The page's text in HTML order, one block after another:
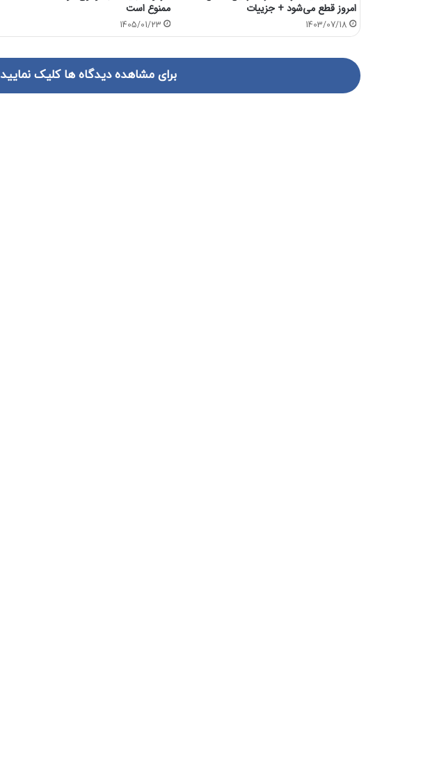
امروز قطع می‌شود + جزییات
1403/07/18
ممنوع است
1405/01/23
برای مشاهده دیدگاه ها کلیک نمایید